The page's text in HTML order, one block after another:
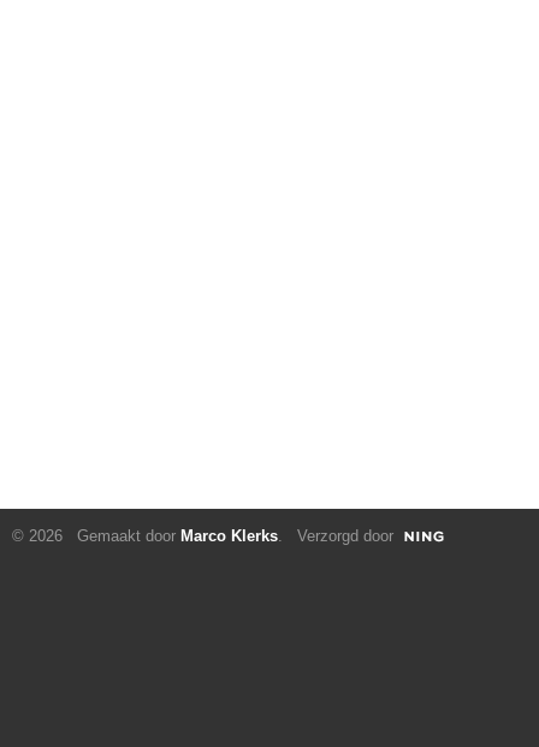
© 2026 Gemaakt door Marco Klerks. Verzorgd door